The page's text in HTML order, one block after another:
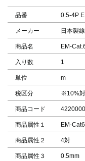
品番 0.5-4P
メーカー 日本製線
商品名 EM-
入り数 1
単位 m
税区分 ※10%
商品コード
商品属性１ EM-Cat6
商品属性２ 4対
商品属性３ 0.5mm